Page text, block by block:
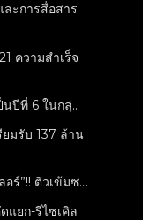
ะการสื่อสาร
ความสำเร็จ
ปีที่ 6 ในกลุ่...
มรับ 137 ล้าน
อร์”!! ติวเข้มซ...
แยก-รีไซเคิล